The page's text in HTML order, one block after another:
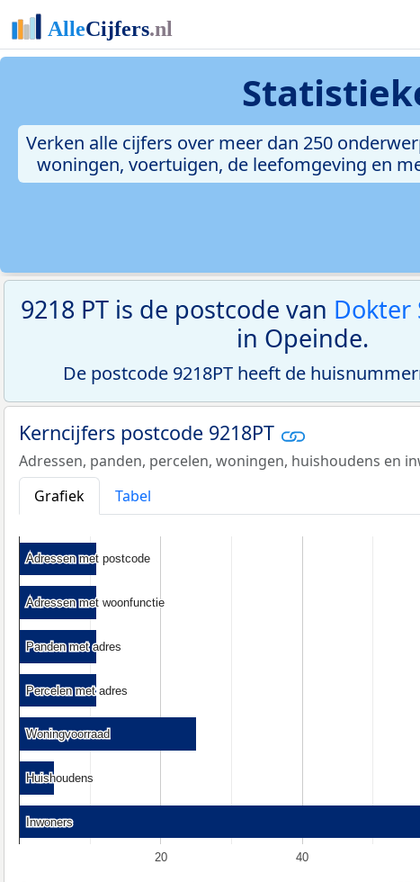
Verken alle cijfers over meer dan 250
woningen, voertuigen, de leefomgeving en
9218 PT is de postcode van Dokter
in Opeinde.
De postcode 9218PT heeft de
Kerncijfers postcode 9218PT
Adressen, panden, percelen, woningen, huishoudens en
Grafiek
Tabel
20 40
Adressen met postcode
Adressen met postcode
Adressen met woonfunctie
Adressen met woonfunctie
Panden met adres
Panden met adres
Percelen met adres
Percelen met adres
Woningvoorraad
Woningvoorraad
Huishoudens
Huishoudens
Inwoners
Inwoners